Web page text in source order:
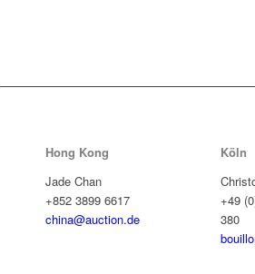
Hong Kong
Jade Chan
+852 3899 6617
china@auction.de
Köln
+49
380